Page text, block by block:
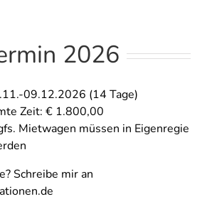
2026
09.12.2026 (14 Tage)
Zeit: € 1.800,00
Mietwagen müssen in Eigenregie
Schreibe mir an